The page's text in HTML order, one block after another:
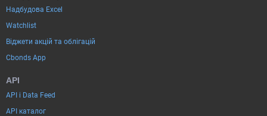
Надбудова Excel
Watchlist
Віджети акцій та облігацій
Cbonds App
API
API і Data Feed
API каталог